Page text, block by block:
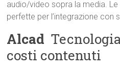
audio/video sopra la media.
perfette per l’integrazione con
Alcad 
costi contenuti